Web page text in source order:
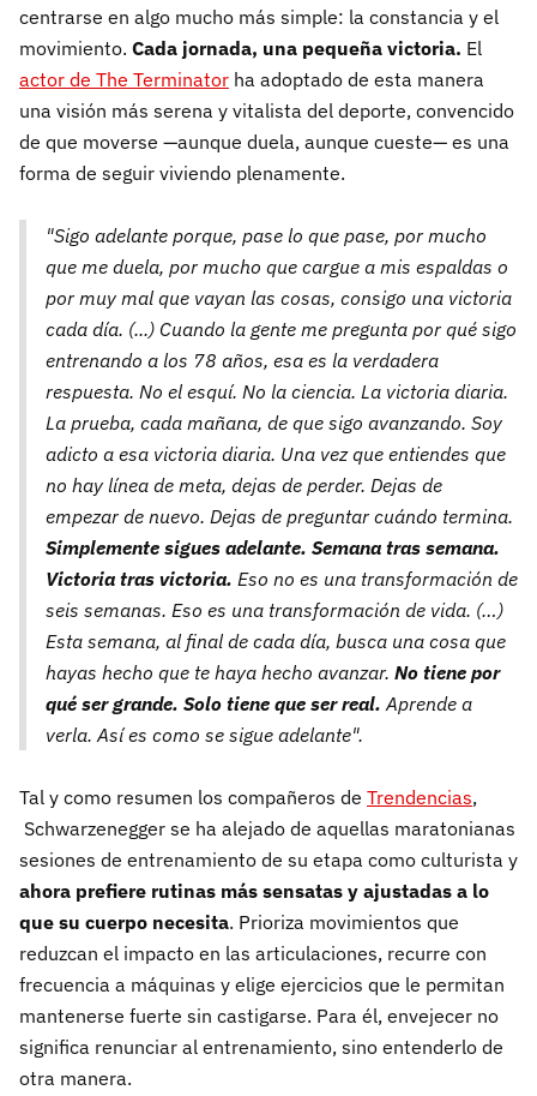
centrarse en algo mucho más simple: la constancia y el
movimiento. Cada jornada, una pequeña victoria. El
actor de The Terminator ha adoptado de esta manera
una visión más serena y vitalista del deporte, convencido
de que moverse —aunque duela, aunque cueste— es una
forma de seguir viviendo plenamente.
"Sigo adelante porque, pase lo que pase, por mucho
que me duela, por mucho que cargue a mis espaldas o
por muy mal que vayan las cosas, consigo una victoria
cada día. (...) Cuando la gente me pregunta por qué sigo
entrenando a los 78 años, esa es la verdadera
respuesta. No el esquí. No la ciencia. La victoria diaria.
La prueba, cada mañana, de que sigo avanzando. Soy
adicto a esa victoria diaria. Una vez que entiendes que
no hay línea de meta, dejas de perder. Dejas de
empezar de nuevo. Dejas de preguntar cuándo termina.
Simplemente sigues adelante. Semana tras semana.
Victoria tras victoria. Eso no es una transformación de
seis semanas. Eso es una transformación de vida. (…)
Esta semana, al final de cada día, busca una cosa que
hayas hecho que te haya hecho avanzar. No tiene por
qué ser grande. Solo tiene que ser real. Aprende a
verla. Así es como se sigue adelante".
Tal y como resumen los compañeros de Trendencias,
Schwarzenegger se ha alejado de aquellas maratonianas
sesiones de entrenamiento de su etapa como culturista y
ahora prefiere rutinas más sensatas y ajustadas a lo
que su cuerpo necesita. Prioriza movimientos que
reduzcan el impacto en las articulaciones, recurre con
frecuencia a máquinas y elige ejercicios que le permitan
mantenerse fuerte sin castigarse. Para él, envejecer no
significa renunciar al entrenamiento, sino entenderlo de
otra manera.